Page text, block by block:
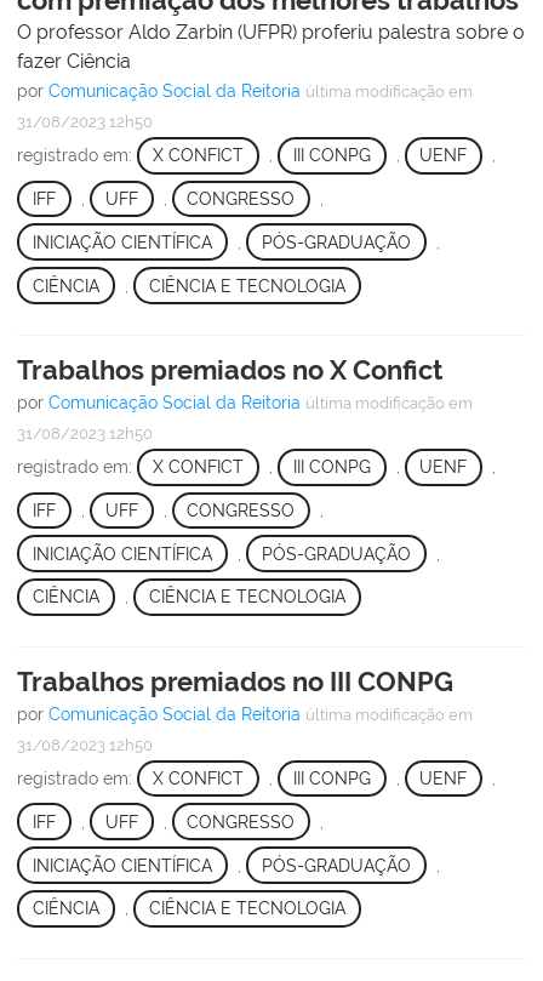
O professor Aldo Zarbin (UFPR) proferiu palestra sobre o
fazer Ciência
por Comunicação Social da Reitoria última modificação em
31/08/2023 12h50
registrado em: X CONFICT , III CONPG , UENF ,
IFF UFF CONGRESSO
INICIAÇÃO CIENTÍFICA PÓS-GRADUAÇÃO
CIÊNCIA CIÊNCIA E TECNOLOGIA
Trabalhos premiados no X Confict
por Comunicação Social da Reitoria última modificação em
31/08/2023 12h50
registrado em: X CONFICT , III CONPG , UENF ,
IFF UFF CONGRESSO
INICIAÇÃO CIENTÍFICA PÓS-GRADUAÇÃO
CIÊNCIA , CIÊNCIA E TECNOLOGIA
Trabalhos premiados no III CONPG
por Comunicação Social da Reitoria última modificação em
31/08/2023 12h50
registrado em: X CONFICT III CONPG UENF
IFF UFF CONGRESSO
INICIAÇÃO CIENTÍFICA PÓS-GRADUAÇÃO
CIÊNCIA , CIÊNCIA E TECNOLOGIA